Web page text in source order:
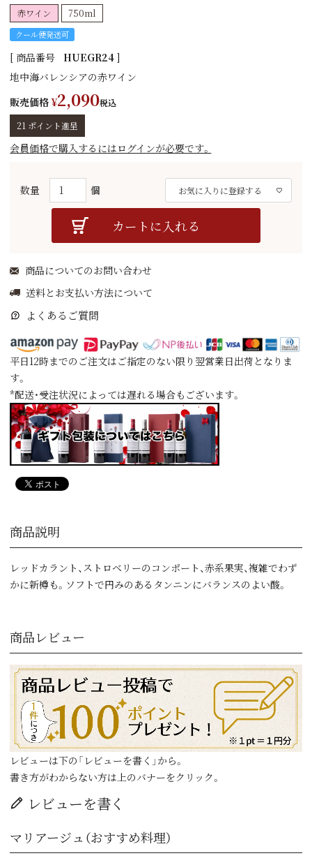
赤ワイン 750ml
クール便発送可
商品番号
HUEGR24
地中海バレンシアの赤ワイン
販売価格 ¥2,090税込
21 ポイント進呈
会員価格で購入するにはログインが必要です。
お気に入りに登録する
カートに入れる
商品についてのお問い合わせ
送料とお支払い方法について
よくあるご質問
平日12時までのご注文はご指定のない限り翌営業日出荷となりま
す。
*配送・受注状況によっては遅れる場合もございます。
商品説明
レッドカラント、ストロベリーのコンポート、赤系果実、複雑でわず
かに新樽も。ソフトで円みのあるタンニンにバランスのよい酸。
商品レビュー
レビューは下の「レビューを書く」から。
書き方がわからない方は上のバナーをクリック。
レビューを書く
マリアージュ（おすすめ料理）